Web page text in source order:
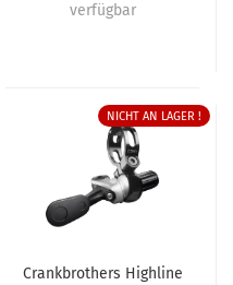
verfügbar
NICHT AN LAGER !
Crankbrothers Highline